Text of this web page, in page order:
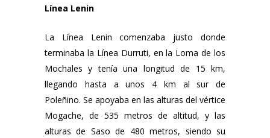
Línea Lenin
La Línea Lenin comenzaba justo donde
terminaba la Línea Durruti, en la Loma de los
Mochales y tenía una longitud de 15 km,
llegando hasta a unos 4 km al sur de
Poleñino. Se apoyaba en las alturas del vértice
Mogache, de 535 metros de altitud, y las
alturas de Saso de 480 metros, siendo su